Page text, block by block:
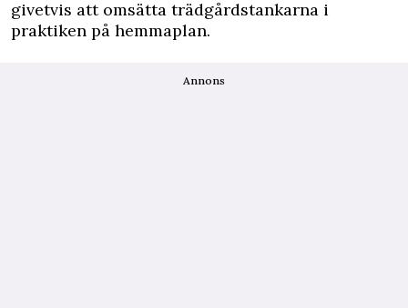
givetvis att omsätta trädgårdstankarna i
praktiken på hemmaplan.
Annons